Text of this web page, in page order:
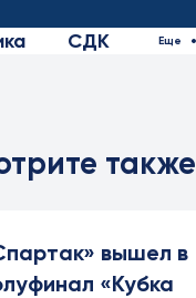
СДК Еще
также
вышел в
«Кубка